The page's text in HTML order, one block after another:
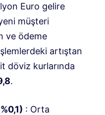
Euro gelire
müşteri
ve ödeme
artıştan
döviz kurlarında
.
: Orta